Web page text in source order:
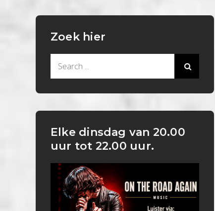
Zoek hier
Elke dinsdag van 20.00
uur tot 22.00 uur.